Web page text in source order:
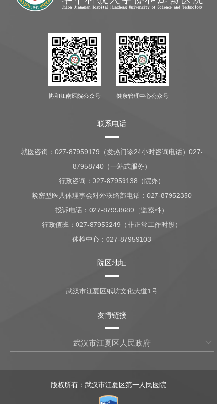
协和江南医院公众号 健康管理中心公众号
联系电话
就医咨询： 027-87959179（发热门诊24小时咨询电话）027-
87958740（一站式服务）
行政咨询：027-87959138（院办）
紧密型医共体理事会对外联络部电话：027-87952350
投诉电话：027-87958689（监察科）
行政值班：027-87953249（非正常工作时段）
体检中心：027-87959103
院区地址
武汉市江夏区纸坊文化大道1号
友情链接
武汉市江夏区人民政府
版权所有：武汉市江夏区第一人民医院